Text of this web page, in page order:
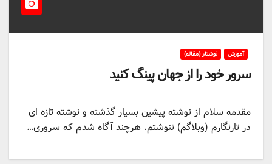
آموزش نوشتار (مقاله)
سرور خود را از جهان پینگ کنید
مقدمه سلام از نوشته پیشین بسیار گذشته و نوشته تازه ای
در تارنگارم (وبلاگم) ننوشتم. هرچند آگاه شدم که سروری…